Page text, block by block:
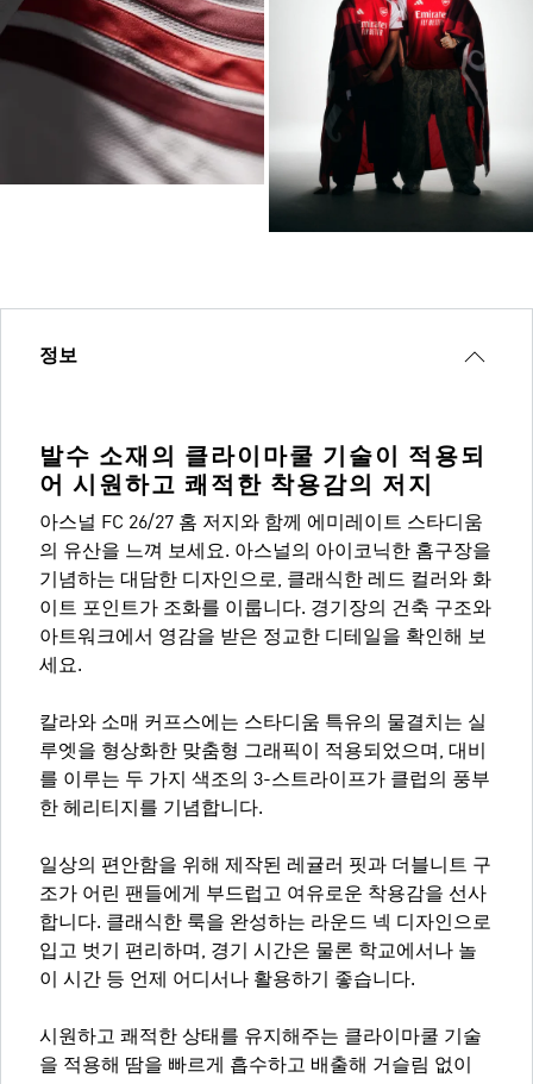
정보
발수 소재의 클라이마쿨 기술이 적용되
어 시원하고 쾌적한 착용감의 저지
아스널 FC 26/27 홈 저지와 함께 에미레이트 스타디움
의 유산을 느껴 보세요. 아스널의 아이코닉한 홈구장을
기념하는 대담한 디자인으로, 클래식한 레드 컬러와 화
이트 포인트가 조화를 이룹니다. 경기장의 건축 구조와
아트워크에서 영감을 받은 정교한 디테일을 확인해 보
세요.
칼라와 소매 커프스에는 스타디움 특유의 물결치는 실
루엣을 형상화한 맞춤형 그래픽이 적용되었으며, 대비
를 이루는 두 가지 색조의 3-스트라이프가 클럽의 풍부
한 헤리티지를 기념합니다.
일상의 편안함을 위해 제작된 레귤러 핏과 더블니트 구
조가 어린 팬들에게 부드럽고 여유로운 착용감을 선사
합니다. 클래식한 룩을 완성하는 라운드 넥 디자인으로
입고 벗기 편리하며, 경기 시간은 물론 학교에서나 놀
이 시간 등 언제 어디서나 활용하기 좋습니다.
시원하고 쾌적한 상태를 유지해주는 클라이마쿨 기술
을 적용해 땀을 빠르게 흡수하고 배출해 거슬림 없이